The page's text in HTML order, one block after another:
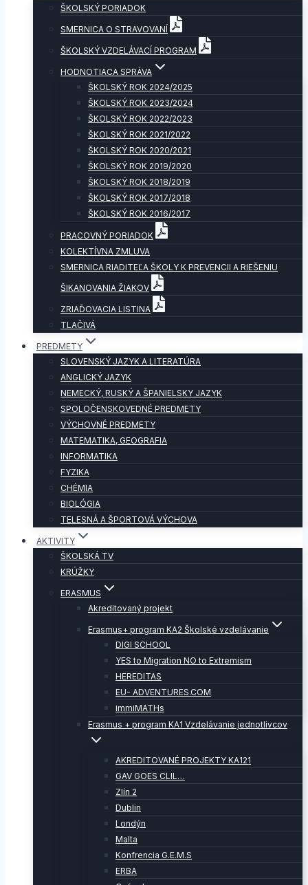
ŠKOLSKÝ PORIADOK
SMERNICA O STRAVOVANÍ
ŠKOLSKÝ VZDELÁVACÍ PROGRAM
HODNOTIACA SPRÁVA
ŠKOLSKÝ ROK 2024/2025
ŠKOLSKÝ ROK 2023/2024
ŠKOLSKÝ ROK 2022/2023
ŠKOLSKÝ ROK 2021/2022
ŠKOLSKÝ ROK 2020/2021
ŠKOLSKÝ ROK 2019/2020
ŠKOLSKÝ ROK 2018/2019
ŠKOLSKÝ ROK 2017/2018
ŠKOLSKÝ ROK 2016/2017
PRACOVNÝ PORIADOK
KOLEKTÍVNA ZMLUVA
SMERNICA RIADITEĽA ŠKOLY K PREVENCII A RIEŠENIU
ŠIKANOVANIA ŽIAKOV
ZRIAĎOVACIA LISTINA
TLAČIVÁ
PREDMETY
SLOVENSKÝ JAZYK A LITERATÚRA
ANGLICKÝ JAZYK
NEMECKÝ, RUSKÝ A ŠPANIELSKY JAZYK
SPOLOČENSKOVEDNÉ PREDMETY
VÝCHOVNÉ PREDMETY
MATEMATIKA, GEOGRAFIA
INFORMATIKA
FYZIKA
CHÉMIA
BIOLÓGIA
TELESNÁ A ŠPORTOVÁ VÝCHOVA
AKTIVITY
ŠKOLSKÁ TV
KRÚŽKY
ERASMUS
Akreditovaný projekt
Erasmus+ program KA2 Školské vzdelávanie
DIGI SCHOOL
YES to Migration NO to Extremism
HEREDITAS
EU- ADVENTURES.COM
immiMATHs
Erasmus + program KA1 Vzdelávanie jednotlivcov
AKREDITOVANÉ PROJEKTY KA121
GAV GOES CLIL…
Zlín 2
Dublin
Londýn
Malta
Konfrencia G.E.M.S
ERBA